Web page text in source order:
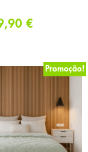
€
Promoção!